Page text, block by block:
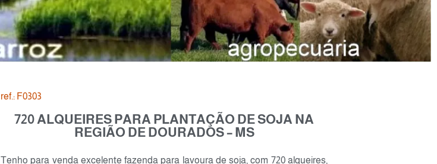
ref.: F0303
720 ALQUEIRES PARA PLANTAÇÃO DE SOJA NA
REGIÃO DE DOURADOS – MS
Tenho para venda excelente fazenda para lavoura de soja, com 720 alqueires,